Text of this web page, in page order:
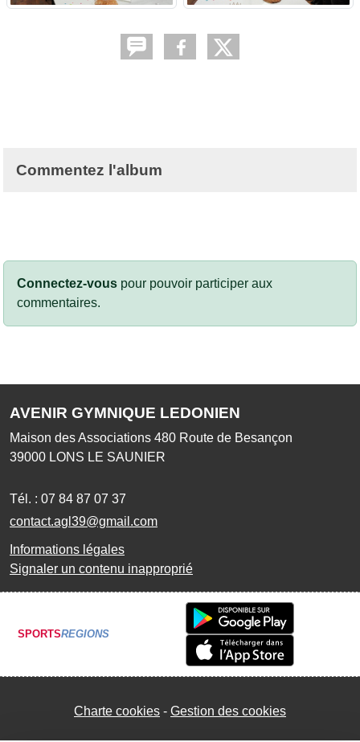
Commentez l'album
Connectez-vous pour pouvoir participer aux
commentaires.
AVENIR GYMNIQUE LEDONIEN
Maison des Associations 480 Route de Besançon
39000 LONS LE SAUNIER
Tél. : 07 84 87 07 37
contact.agl39@gmail.com
Informations légales
Signaler un contenu inapproprié
SPORTSREGIONS
Charte cookies Gestion des cookies